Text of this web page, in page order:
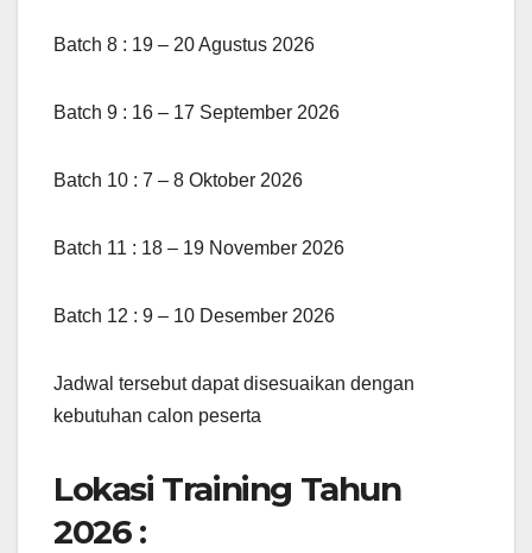
Batch 8 : 19 – 20 Agustus 2026
Batch 9 : 16 – 17 September 2026
Batch 10 : 7 – 8 Oktober 2026
Batch 11 : 18 – 19 November 2026
Batch 12 : 9 – 10 Desember 2026
Jadwal tersebut dapat disesuaikan dengan
kebutuhan calon peserta
Lokasi Training Tahun
2026 :